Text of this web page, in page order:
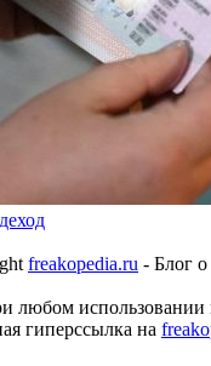
freakopedia.ru - Блог о
любом использовании
гиперссылка на